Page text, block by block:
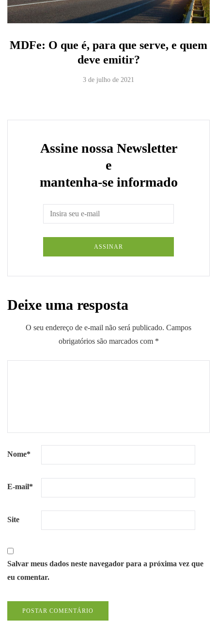
MDFe: O que é, para que serve, e quem
deve emitir?
3 de julho de 2021
Assine nossa Newsletter
e
mantenha-se informado
Deixe uma resposta
O seu endereço de e-mail não será publicado. Campos
obrigatórios são marcados com *
Nome*
E-mail*
Site
Salvar meus dados neste navegador para a próxima vez que
eu comentar.